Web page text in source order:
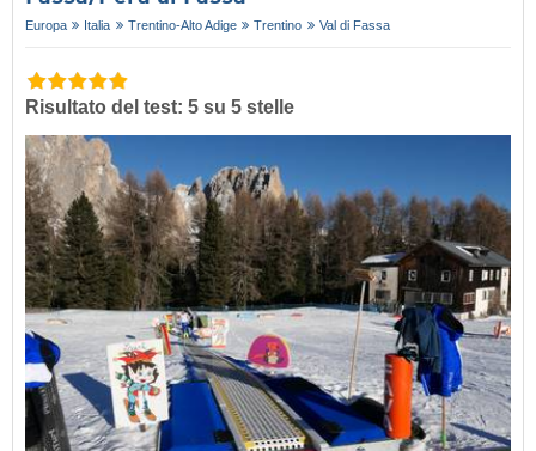
Europa Italia Trentino-Alto Adige Trentino Val di Fassa
Risultato del test: 5 su 5 stelle